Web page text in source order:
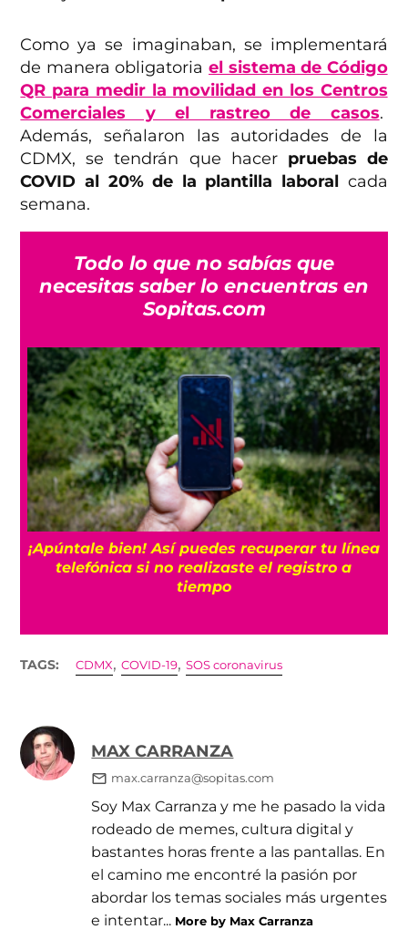
Como ya se imaginaban, se implementará
de manera obligatoria el sistema de Código
QR para medir la movilidad en los Centros
Comerciales y el rastreo de casos.
Además, señalaron las autoridades de la
CDMX, se tendrán que hacerpruebas de
COVID al 20% de la plantilla laboral cada
semana.
Todo lo que no sabías que
necesitas saber lo encuentras en
Sopitas.com
¡Apúntale bien! Así puedes recuperar tu línea
telefónica si no realizaste el registro a
tiempo
TAGS: CDMX,COVID-19,SOS coronavirus
MAX CARRANZA
max.carranza@sopitas.com
Soy Max Carranza y me he pasado la vida
rodeado de memes, cultura digital y
bastantes horas frente a las pantallas. En
el camino me encontré la pasión por
abordar los temas sociales más urgentes
e intentar... More by Max Carranza